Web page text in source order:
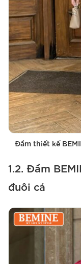
Đầm thiết kế
1.2. Đầm
đuôi cá